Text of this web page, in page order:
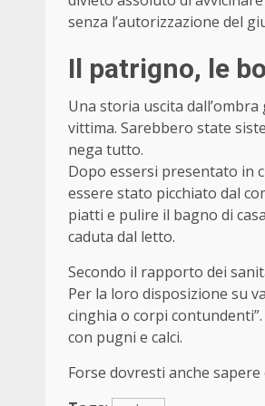
senza l’autorizzazione del
Il patrigno, le
Una storia uscita
vittima. Sarebbero state
nega tutto.
Dopo essersi presentato in
essere stato picchiato dal
piatti e pulire il bagno di
caduta dal letto.
Secondo il rapporto dei
Per la loro disposizione su
cinghia o corpi
con pugni e calci.
Forse dovresti anche sapere